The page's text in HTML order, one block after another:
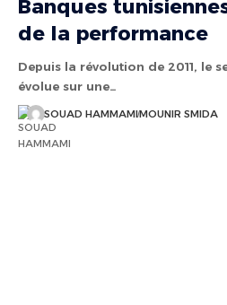
Banques
de la performance
Depuis la révolution de 2011, le
évolue sur une…
SOUAD HAMMAMIMOUNIR SMIDA